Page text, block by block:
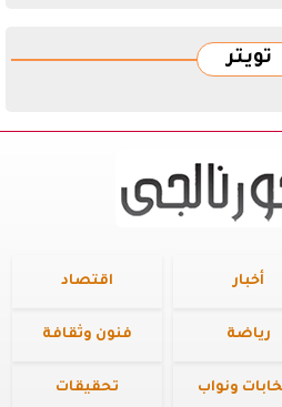
تويتر
أخبار اقتصاد
رياضة فنون وثقافة
ونواب تحقيقات